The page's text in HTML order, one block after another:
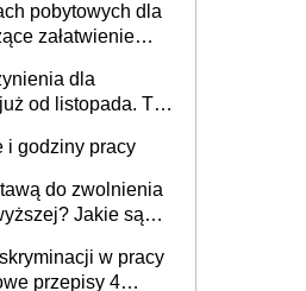
pobytowych dla
załatwienie
dla
od listopada. To
i godziny pracy
do zwolnienia
Jakie są
w pracy
przepisy 4